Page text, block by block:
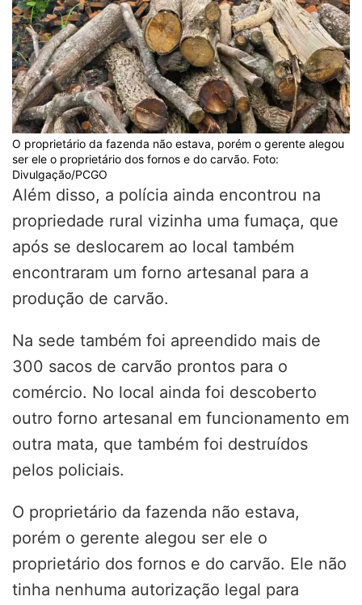
O proprietário da fazenda não estava, porém o gerente alegou
ser ele o proprietário dos fornos e do carvão. Foto:
Divulgação/PCGO
Além disso, a polícia ainda encontrou na
propriedade rural vizinha uma fumaça, que
após se deslocarem ao local também
encontraram um forno artesanal para a
produção de carvão.
Na sede também foi apreendido mais de
300 sacos de carvão prontos para o
comércio. No local ainda foi descoberto
outro forno artesanal em funcionamento em
outra mata, que também foi destruídos
pelos policiais.
O proprietário da fazenda não estava,
porém o gerente alegou ser ele o
proprietário dos fornos e do carvão. Ele não
tinha nenhuma autorização legal para